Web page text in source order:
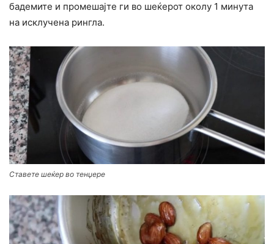
бадемите и промешајте ги во шеќерот околу 1 минута
на исклучена рингла.
Ставете шеќер во тенџере